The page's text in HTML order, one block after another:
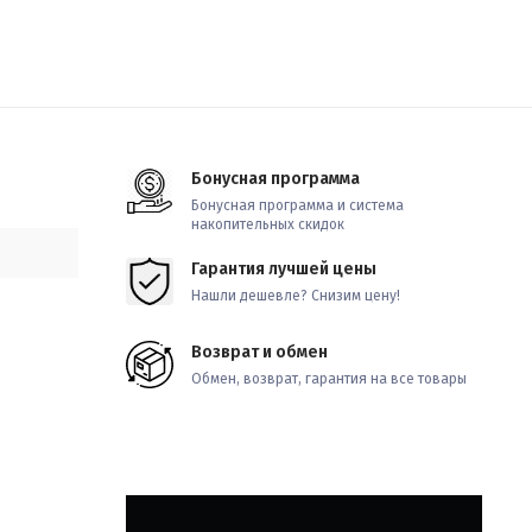
Бонусная программа
Бонусная программа и система
накопительных скидок
Гарантия лучшей цены
Нашли дешевле? Снизим цену!
Возврат и обмен
Обмен, возврат, гарантия на все товары